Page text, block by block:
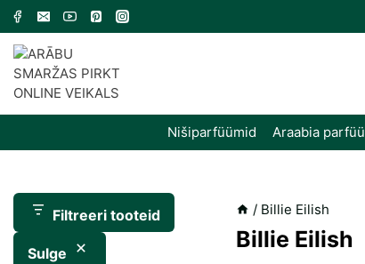
Skip
content
Nišiparfüümid Araabia
/ Billie Eilish
Billie Eilish
Filtreeri tooteid
Sulge